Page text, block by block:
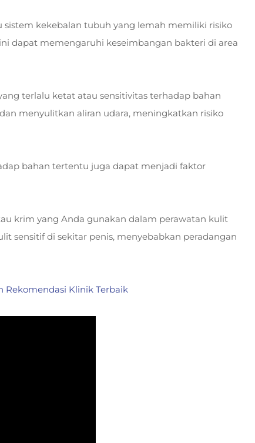
sistem kekebalan tubuh yang lemah memiliki risiko
dapat memengaruhi keseimbangan bakteri di area
terlalu ketat atau sensitivitas terhadap bahan
menyulitkan aliran udara, meningkatkan risiko
bahan tertentu juga dapat menjadi faktor
krim yang Anda gunakan dalam perawatan kulit
sensitif di sekitar penis, menyebabkan peradangan
Rekomendasi Klinik Terbaik